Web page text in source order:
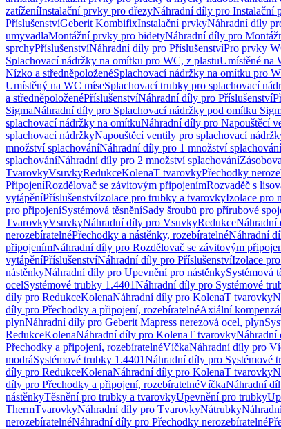
zatíženíInstalační prvky pro dřezyNáhradní díly pro Instalační
PříslušenstvíGeberit KombifixInstalační prvkyNáhradní díly
umyvadlaMontážní prvky pro bidetyNáhradní díly pro
sprchyPříslušenstvíNáhradní díly pro PříslušenstvíPro prvky
Splachovací nádržky na omítku pro WC, z plastuUmístěné na
Nízko a středněpoloženéSplachovací nádržky na omítku pro
Umístěný na WC míseSplachovací trubky pro splachovací
a středněpoloženéPříslušenstvíNáhradní díly pro Příslušenství
SigmaNáhradní díly pro Splachovací nádržky pod omítku
splachovací nádržky na omítkuNáhradní díly pro Napouštěcí
splachovací nádržkyNapouštěcí ventily pro splachovací
množství splachováníNáhradní díly pro 1 množství splachování
splachováníNáhradní díly pro 2 množství splachování
TvarovkyVsuvkyRedukceKolenaT tvarovkyPřechodky
PřipojeníRozdělovač se závitovým připojenímRozvaděč s
vytápěníPříslušenstvíIzolace pro trubky a tvarovkyIzolace pro
pro připojeníSystémová těsněníSady šroubů pro přírubové
TvarovkyVsuvkyNáhradní díly pro VsuvkyRedukceNáhradní
nerozebíratelnéPřechodky a nástěnky, rozebíratelnéNáhradní
připojenímNáhradní díly pro Rozdělovač se závitovým
vytápěníPříslušenstvíNáhradní díly pro PříslušenstvíIzolace
nástěnkyNáhradní díly pro Upevnění pro nástěnkySystémová
ocelSystémové trubky 1.4401Náhradní díly pro Systémové
díly pro RedukceKolenaNáhradní díly pro KolenaT tvarovky
díly pro Přechodky a připojení, rozebíratelnéAxiální
plynNáhradní díly pro Geberit Mapress nerezová ocel, plyn
RedukceKolenaNáhradní díly pro KolenaT tvarovkyNáhradní
Přechodky a připojení, rozebíratelnéVíčkaNáhradní díly pro
modráSystémové trubky 1.4401Náhradní díly pro Systémové
díly pro RedukceKolenaNáhradní díly pro KolenaT tvarovky
díly pro Přechodky a připojení, rozebíratelnéVíčkaNáhradní
nástěnkyTěsnění pro trubky a tvarovkyUpevnění pro trubky
ThermTvarovkyNáhradní díly pro TvarovkyNátrubky
nerozebíratelnéNáhradní díly pro Přechodky nerozebíratelné